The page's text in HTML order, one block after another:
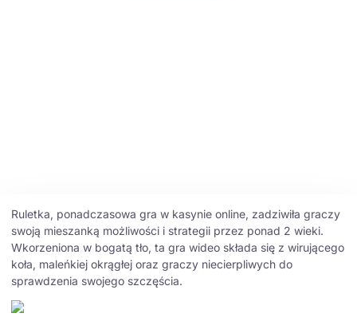
Ruletka, ponadczasowa gra w kasynie online, zadziwiła graczy
swoją mieszanką możliwości i strategii przez ponad 2 wieki.
Wkorzeniona w bogatą tło, ta gra wideo składa się z wirującego
koła, maleńkiej okrągłej oraz graczy niecierpliwych do
sprawdzenia swojego szczęścia.